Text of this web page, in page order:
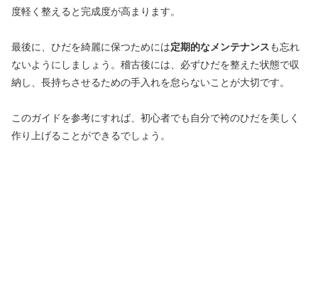
度軽く整えると完成度が高まります。
最後に、ひだを綺麗に保つためには定期的なメンテナンスも忘れ
ないようにしましょう。稽古後には、必ずひだを整えた状態で収
納し、長持ちさせるための手入れを怠らないことが大切です。
このガイドを参考にすれば、初心者でも自分で袴のひだを美しく
作り上げることができるでしょう。